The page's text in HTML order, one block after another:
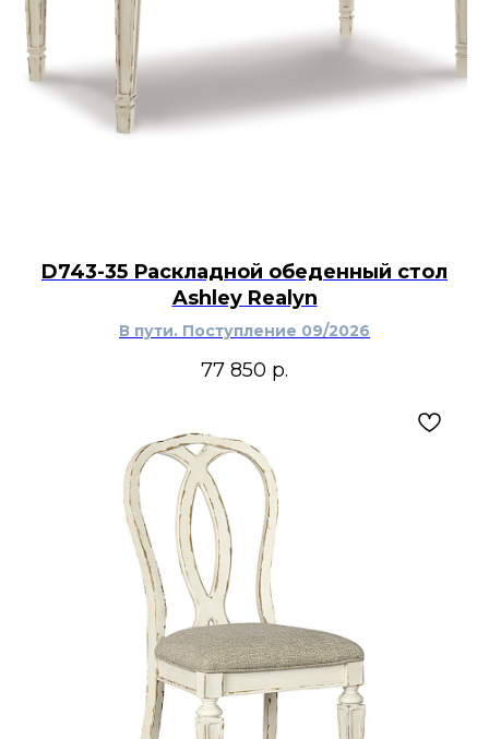
D743-35 Раскладной обеденный стол
Ashley Realyn
В пути. Поступление 09/2026
77 850 р.